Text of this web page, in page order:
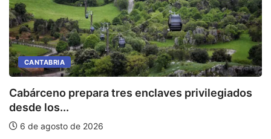
CANTABRIA
Cabárceno prepara tres enclaves privilegiados
desde los...
6 de agosto de 2026